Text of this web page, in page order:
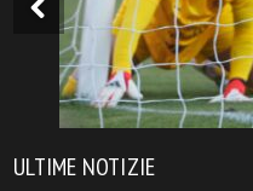
ULTIME NOTIZIE